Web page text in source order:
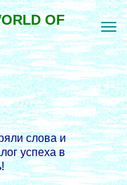
OF
слова и
успеха в